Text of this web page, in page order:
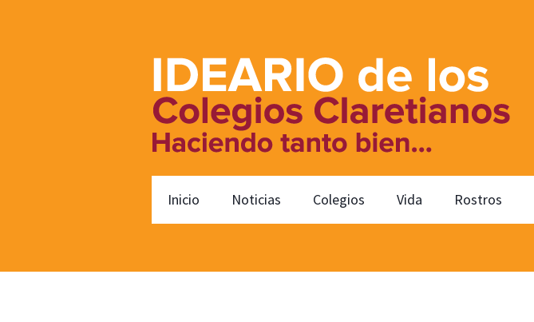
Inicio Noticias Colegios Vida Rostros